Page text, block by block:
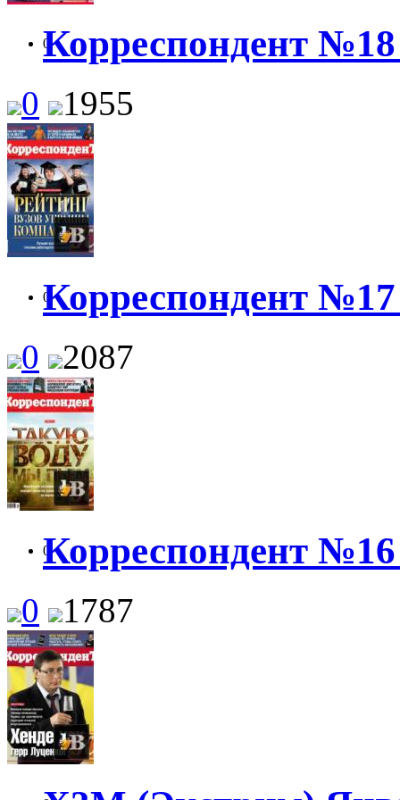
0
Корреспондент №18
0 1955
0
Корреспондент №17
0 2087
0
Корреспондент №16
0 1787